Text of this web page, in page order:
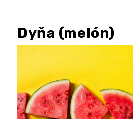
Dyňa (melón)